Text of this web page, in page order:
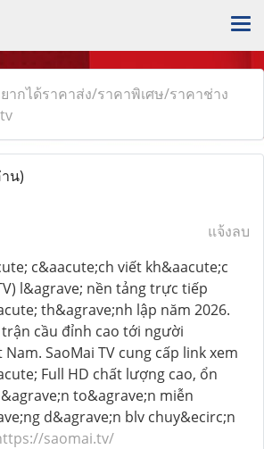
ากได้ราคาส่ง/ราคาพิเศษ/ราคาช่าง
น)
แจ้งลบ
c&aacute;ch viết kh&aacute;c
l&agrave; nền tảng trực tiếp
th&agrave;nh lập năm 2026.
cầu đỉnh cao tới người
SaoMai TV cung cấp link xem
Full HD chất lượng cao, ổn
to&agrave;n miễn
d&agrave;n blv chuy&ecirc;n
saomai.tv/